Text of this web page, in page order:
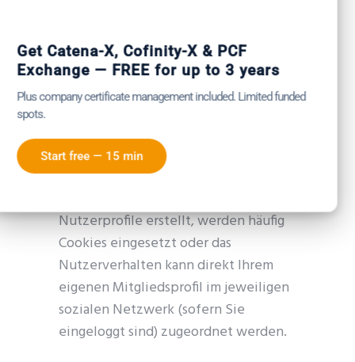
Informations-, Löschungs- oder
Widerspruchsrechten. Die
Verarbeitung in sozialen Netzwerken
erfolgt häufig unmittelbar zu
Werbezwecken oder zur Analyse des
Nutzerverhaltens durch die
Netzwerkanbieter, hierauf haben wir
Nutzerprofile erstellt, werden häufig
Cookies eingesetzt oder das
Nutzerverhalten kann direkt Ihrem
eigenen Mitgliedsprofil im jeweiligen
sozialen Netzwerk (sofern Sie
eingeloggt sind) zugeordnet werden.
Get Catena-X, Cofinity-X & PCF
Exchange — FREE for up to 3 years
Plus company certificate management included. Limited funded
spots.
Start free — 15 min